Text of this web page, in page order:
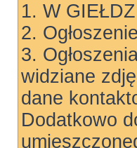
1. W
2. Ogłoszenie
3.
widziane
dane
Dodatkowo